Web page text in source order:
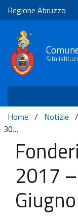
Regione Abruzzo
Sito
Home / Notizie /
30…
2017